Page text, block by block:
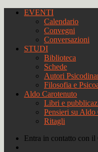
EVENTI
Calendario
Convegni
Conversazioni
STUDI
Biblioteca
Schede
Autori
Filosofia e
Aldo Carotenuto
Libri e
Pensieri su Aldo
Ritagli
Entra in contatto con il